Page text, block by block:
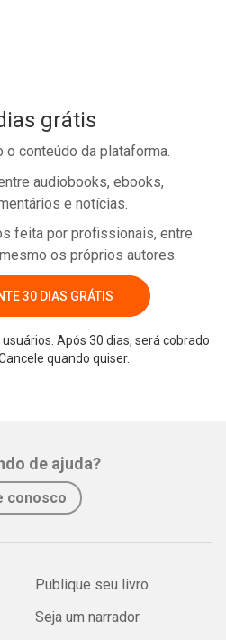
grátis
conteúdo da plataforma.
audiobooks, ebooks,
e notícias.
feita por profissionais, entre
os próprios autores.
30 DIAS GRÁTIS
Após 30 dias, será cobrado
quando quiser.
de ajuda?
conosco
Publique seu livro
Seja um narrador